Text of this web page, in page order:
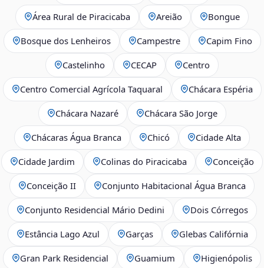
Área Rural de Piracicaba Areião Bongue
Bosque dos Lenheiros Campestre Capim Fino
Castelinho CECAP Centro
Centro Comercial Agrícola Taquaral Chácara Espéria
Chácara Nazaré Chácara São Jorge
Chácaras Água Branca Chicó Cidade Alta
Cidade Jardim Colinas do Piracicaba Conceição
Conceição II Conjunto Habitacional Água Branca
Conjunto Residencial Mário Dedini Dois Córregos
Estância Lago Azul Garças Glebas Califórnia
Gran Park Residencial Guamium Higienópolis